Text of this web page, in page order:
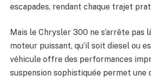
escapades, rendant chaque trajet
Mais le Chrysler 300 ne s’arrête pas
moteur puissant, qu’il soit diesel ou
véhicule offre des performances
suspension sophistiquée permet une